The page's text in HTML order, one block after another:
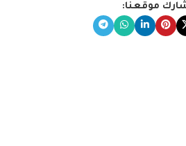
موقعنا: